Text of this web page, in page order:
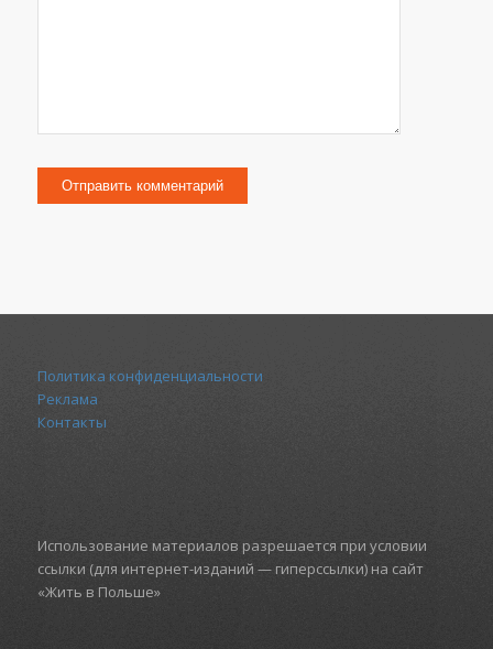
Политика конфиденциальности
Реклама
Контакты
Использование материалов разрешается при условии
ссылки (для интернет-изданий — гиперссылки) на сайт
«Жить в Польше»